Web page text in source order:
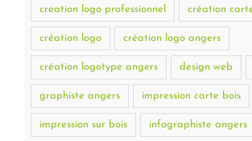
creation logo professionnel création
création logo création logo angers
création logotype angers design web
graphiste angers impression carte bois
impression sur bois infographiste angers